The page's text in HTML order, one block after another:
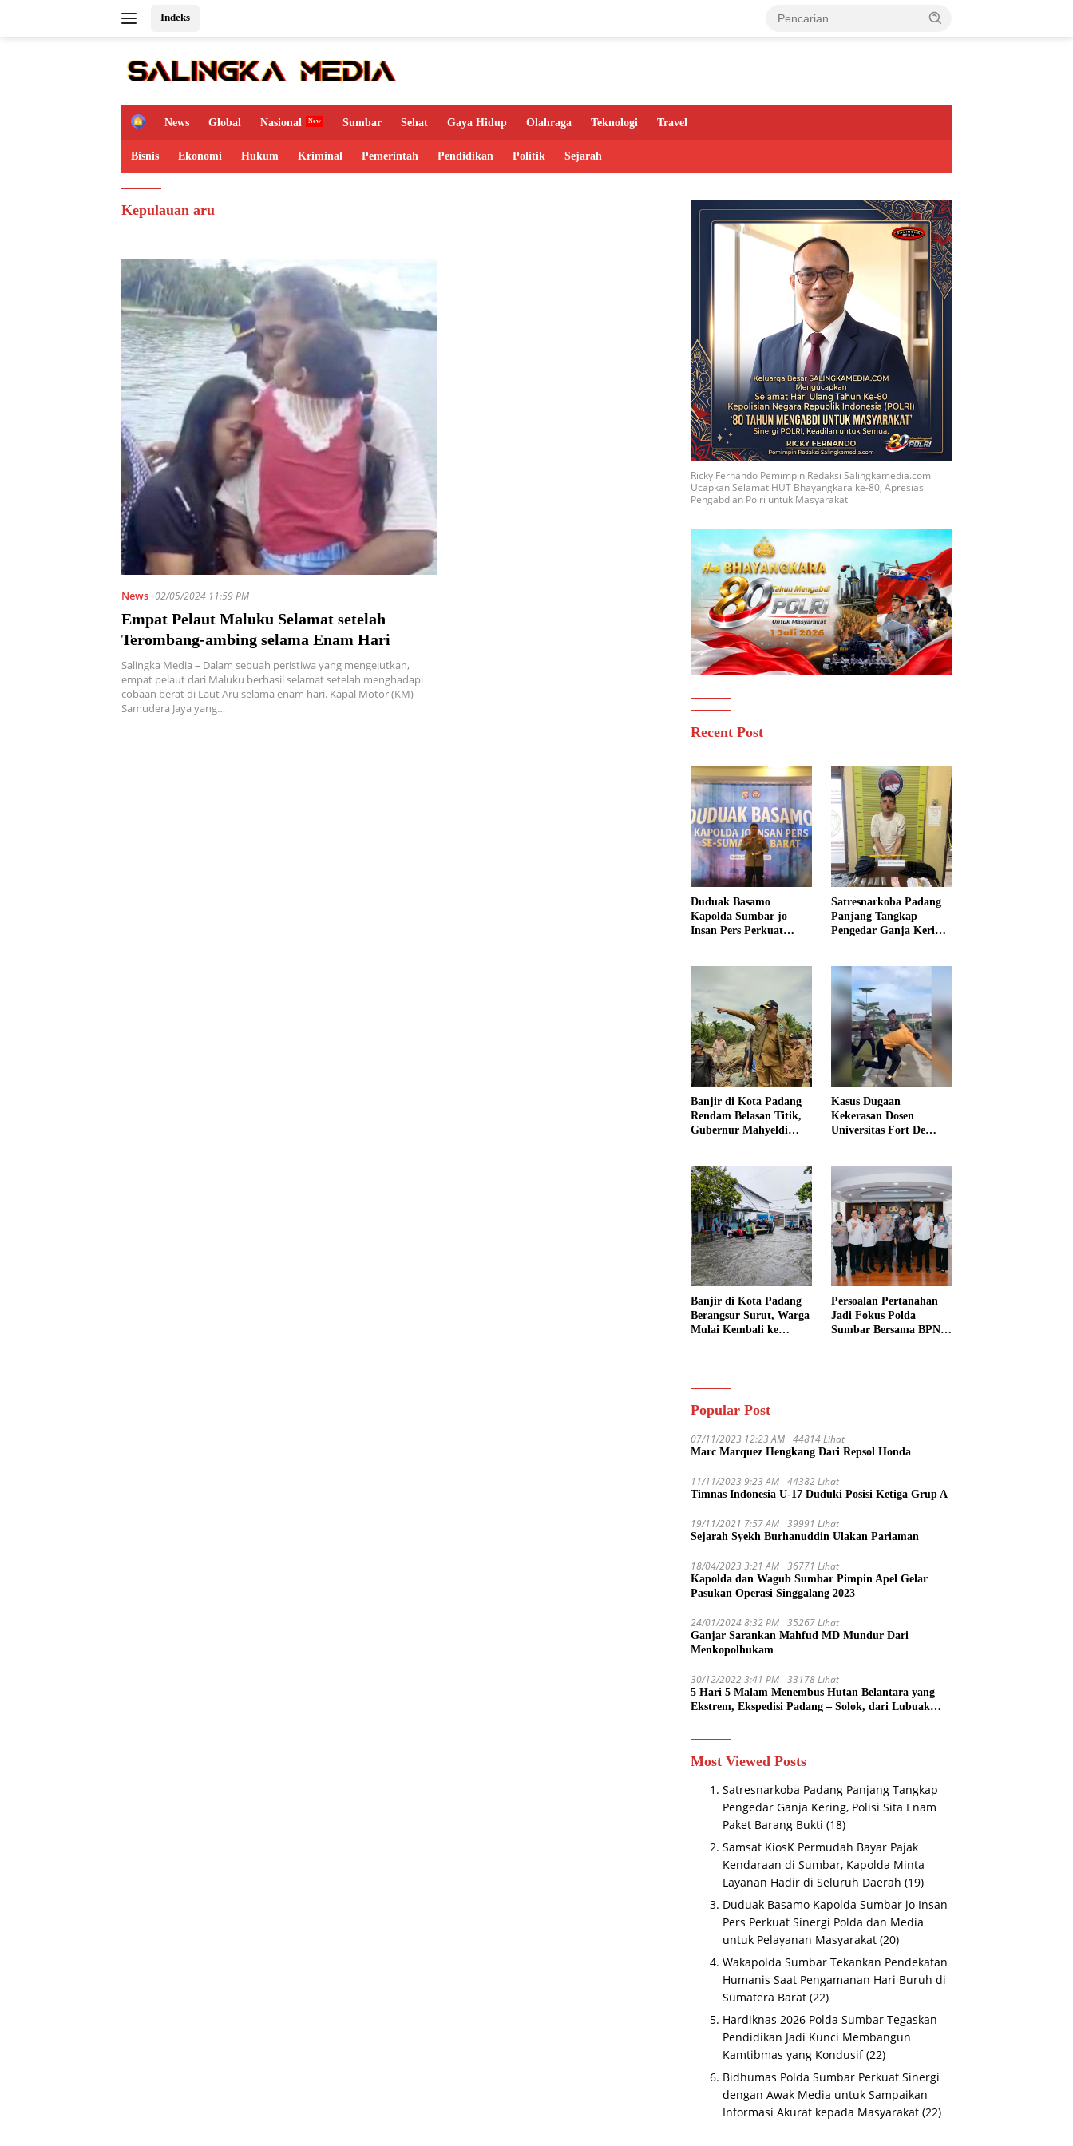
Indeks
H
m
e
News Global Nasional Sumbar Sehat Gaya Hidup Olahraga Teknologi Travel
Bisnis Ekonomi Hukum Kriminal Pemerintah Pendidikan Politik Sejarah
Kepulauan aru
News 02/05/2024 11:59 PM
Empat Pelaut Maluku Selamat setelah
Terombang-ambing selama Enam Hari
Salingka Media – Dalam sebuah peristiwa yang mengejutkan,
empat pelaut dari Maluku berhasil selamat setelah menghadapi
cobaan berat di Laut Aru selama enam hari. Kapal Motor (KM)
Samudera Jaya yang…
Ricky Fernando Pemimpin Redaksi Salingkamedia.com
Ucapkan Selamat HUT Bhayangkara ke-80, Apresiasi
Pengabdian Polri untuk Masyarakat
Recent Post
Duduak Basamo
Kapolda Sumbar jo
Insan Pers Perkuat
Satresnarkoba Padang
Panjang Tangkap
Pengedar Ganja Kering,
Banjir di Kota Padang
Rendam Belasan Titik,
Gubernur Mahyeldi
Kasus Dugaan
Kekerasan Dosen
Universitas Fort De
Hukum Minta AG
Segera Ditangkap
Banjir di Kota Padang
Berangsur Surut, Warga
Mulai Kembali ke
Persoalan Pertanahan
Jadi Fokus Polda
Sumbar Bersama BPN
Popular Post
07/11/2023 12:23 AM 44814 Lihat
Marc Marquez Hengkang Dari Repsol Honda
11/11/2023 9:23 AM 44382 Lihat
Timnas Indonesia U-17 Duduki Posisi Ketiga Grup A
19/11/2021 7:57 AM 39991 Lihat
Sejarah Syekh Burhanuddin Ulakan Pariaman
18/04/2023 3:21 AM 36771 Lihat
Kapolda dan Wagub Sumbar Pimpin Apel Gelar
Pasukan Operasi Singgalang 2023
24/01/2024 8:32 PM 35267 Lihat
Ganjar Sarankan Mahfud MD Mundur Dari
Menkopolhukam
30/12/2022 3:41 PM 33178 Lihat
5 Hari 5 Malam Menembus Hutan Belantara yang
Ekstrem, Ekspedisi Padang – Solok, dari Lubuak
Most Viewed Posts
Satresnarkoba Padang Panjang Tangkap
Pengedar Ganja Kering, Polisi Sita Enam
Paket Barang Bukti (18)
Samsat KiosK Permudah Bayar Pajak
Kendaraan di Sumbar, Kapolda Minta
Layanan Hadir di Seluruh Daerah (19)
Duduak Basamo Kapolda Sumbar jo Insan
Pers Perkuat Sinergi Polda dan Media
untuk Pelayanan Masyarakat (20)
Wakapolda Sumbar Tekankan Pendekatan
Humanis Saat Pengamanan Hari Buruh di
Sumatera Barat (22)
Hardiknas 2026 Polda Sumbar Tegaskan
Pendidikan Jadi Kunci Membangun
Kamtibmas yang Kondusif (22)
Bidhumas Polda Sumbar Perkuat Sinergi
dengan Awak Media untuk Sampaikan
Informasi Akurat kepada Masyarakat (22)